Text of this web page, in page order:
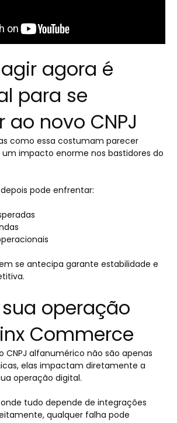
agora é
para se
novo CNPJ
como essa costumam parecer
impacto enorme nos bastidores do
pode enfrentar:
se antecipa garante estabilidade e
operação
Commerce
CNPJ alfanumérico não são apenas
elas impactam diretamente a
operação digital.
tudo depende de integrações
qualquer falha pode